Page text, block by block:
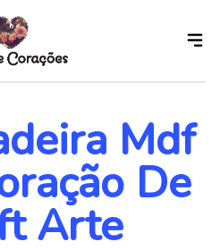
Mdf
De
Arte